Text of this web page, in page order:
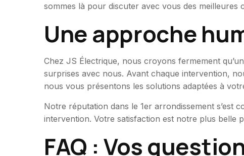
sommes là pour discuter avec vous des meilleures
Une approche
Chez JS Électrique, nous croyons fermement
surprises avec nous. Avant chaque intervention,
nous vous présentons les solutions adaptées à
Notre réputation dans le 1er arrondissement s’est
intervention. Votre satisfaction est notre plus belle
FAQ : Vos